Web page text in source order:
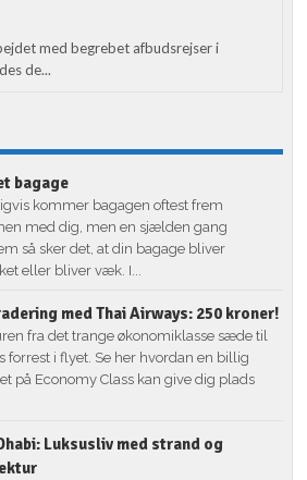
med begrebet afbudsrejser i
de...
bagage
kommer bagagen oftest frem
med dig, men en sjælden gang
så sker det, at din bagage bliver
eller bliver væk. I...
med Thai Airways: 250 kroner!
fra det trange økonomiklasse sæde til
forrest i flyet. Se her hvordan en billig
på Economy Class kan give dig plads
Luksusliv med strand og